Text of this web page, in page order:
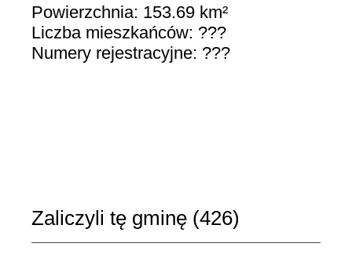
Powierzchnia: 153.69 km²
Liczba mieszkańców: ???
Numery rejestracyjne: ???
Zaliczyli tę gminę (426)